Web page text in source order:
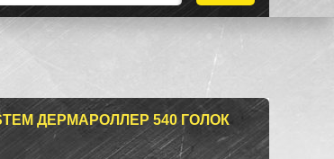
ДЕРМАРОЛЛЕР 540 ГОЛОК